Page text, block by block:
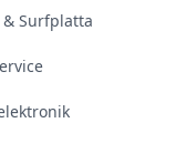
Surfplatta